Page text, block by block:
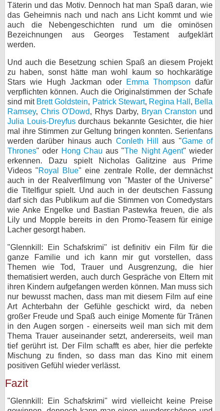
Täterin und das Motiv. Dennoch hat man Spaß daran, wie
das Geheimnis nach und nach ans Licht kommt und wie
auch die Nebengeschichten rund um die ominösen
Bezeichnungen aus Georges Testament aufgeklärt
werden.
Und auch die Besetzung schien Spaß an diesem Projekt
zu haben, sonst hätte man wohl kaum so hochkarätige
Stars wie Hugh Jackman oder
Emma Thompson dafür
verpflichten können. Auch die Originalstimmen der Schafe
sind mit Brett Goldstein, Patrick Stewart, Regina Hall , Bella
Ramsey, Chris O'Dowd, Rhys Darby, Bryan Cranston und
Julia Louis-Dreyfusdurchaus bekannte Gesichter, die hier
mal ihre Stimmen zur Geltung bringen konnten. Serienfans
werden darüber hinaus auch Conleth Hill aus "Game of
Thrones" oder Hong Chau aus "The Night Agent" wieder
erkennen. Dazu spielt Nicholas Galitzine aus Prime
Videos "Royal Blue" eine zentrale Rolle, der demnächst
auch in der Realverfilmung von "Master of the Universe"
die Titelfigur spielt. Und auch in der deutschen Fassung
darf sich das Publikum auf die Stimmen von Comedystars
wie Anke Engelke und Bastian Pastewka freuen, die als
Lily und Mopple bereits in den Promo-Teasern für einige
Lacher gesorgt haben.
"Glennkill: Ein Schafskrimi" ist definitiv ein Film für die
ganze Familie und ich kann mir gut vorstellen, dass
Themen wie Tod, Trauer und Ausgrenzung, die hier
thematisiert werden, auch durch Gespräche von Eltern mit
ihren Kindern aufgefangen werden können. Man muss sich
nur bewusst machen, dass man mit diesem Film auf eine
Art Achterbahn der Gefühle geschickt wird, da neben
großer Freude und Spaß auch einige Momente für Tränen
in den Augen sorgen - einerseits weil man sich mit dem
Thema Trauer auseinander setzt, andererseits, weil man
tief gerührt ist. Der Film schafft es aber, hier die perfekte
Mischung zu finden, so dass man das Kino mit einem
positiven Gefühl wieder verlässt.
Fazit
"Glennkill: Ein Schafskrimi" wird vielleicht keine Preise